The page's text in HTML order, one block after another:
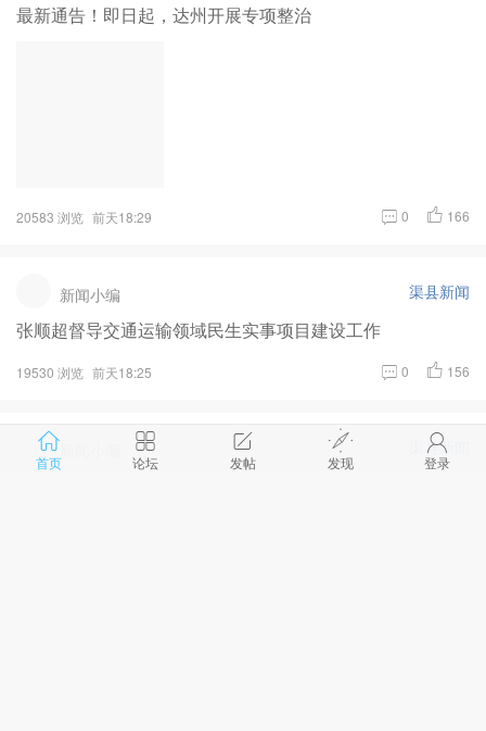
最新通告！即日起，达州开展专项整治
20583 浏览 前天18:29 0 166
新闻小编 渠县新闻
张顺超督导交通运输领域民生实事项目建设工作
19530 浏览 前天18:25 0 156
渠县新闻
首页 论坛 发帖 发现 登录